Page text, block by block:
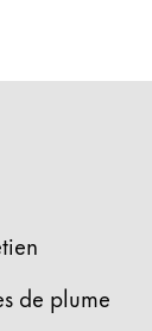
de plume